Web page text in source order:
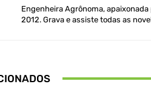
Engenheira Agrônoma,
2012. Grava e assiste todas as